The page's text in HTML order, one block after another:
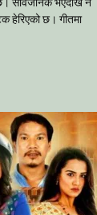
हेरिएको छ। गीतमा